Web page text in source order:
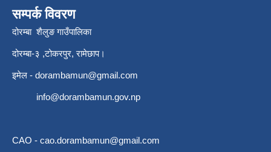
सम्पर्क विवरण
दोरम्बा शैलुङ गाउँपालिका
दोरम्बा-३ ,टोकरपुर, रामेछाप।
इमेल - dorambamun@gmail.com
info@dorambamun.gov.np
CAO - cao.dorambamun@gmail.com